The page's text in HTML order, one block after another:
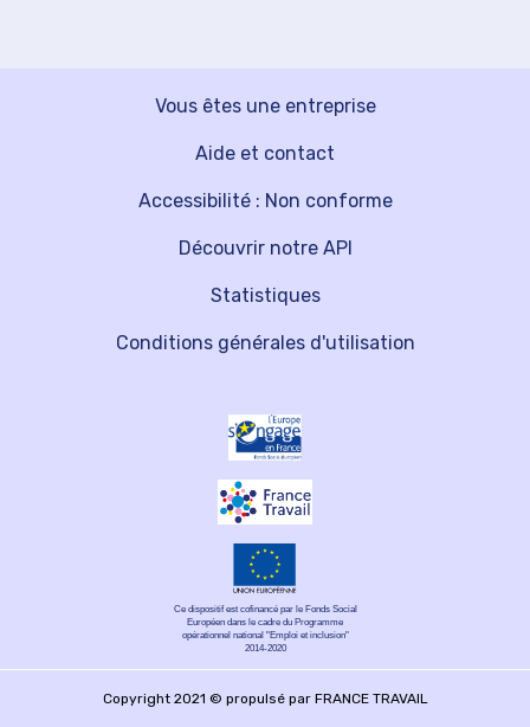
Vous êtes une entreprise
Découvrir notre API
Aide et contact
Statistiques
Accessibilité : Non conforme
Conditions générales d'utilisation
Ce dispositif est cofinancé par le Fonds Social
Européen dans le cadre du Programme
opérationnel national "Emploi et inclusion"
2014-2020
Copyright 2021 © propulsé par FRANCE TRAVAIL